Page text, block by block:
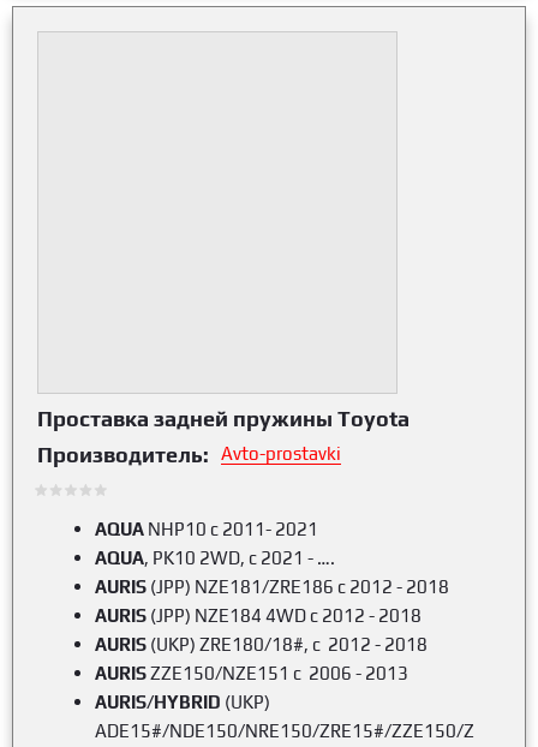
Проставка задней пружины Toyota
Производитель:
Avto-prostavki
AQUA NHP10 c 2011- 2021
AQUA, PK10 2WD, c 2021 - ….
AURIS (JPP) NZE181/ZRE186 c 2012 - 2018
AURIS (JPP) NZE184 4WD c 2012 - 2018
AURIS (UKP) ZRE180/18#, c 2012 - 2018
AURISZZE150/NZE151 c 2006 - 2013
AURIS/HYBRID (UKP)
ADE15#/NDE150/NRE150/ZRE15#/ZZE150/Z